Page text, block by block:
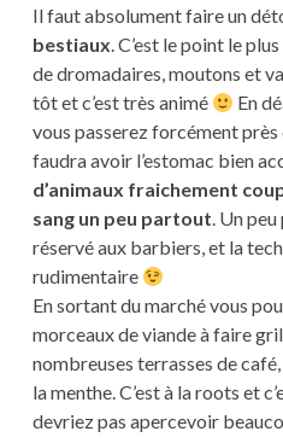
Il faut absolument faire un
bestiaux. C’est le point le
de dromadaires, moutons et
tôt et c’est très animé
En
vous passerez forcément
faudra avoir l’estomac bien
d’animaux fraichement
sang un peu partout. Un
réservé aux barbiers, et la
rudimentaire
En sortant du marché vous
morceaux de viande à faire
nombreuses terrasses de
la menthe. C’est à la roots et
devriez pas apercevoir